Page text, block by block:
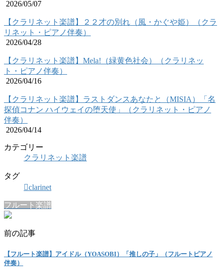
2026/05/07
【クラリネット楽譜】２２才の別れ（風・かぐや姫）（クラ
リネット・ピアノ伴奏）
2026/04/28
【クラリネット楽譜】Mela!（緑黄色社会）（クラリネッ
ト・ピアノ伴奏）
2026/04/16
【クラリネット楽譜】ラストダンスあなたと（MISIA）「名
探偵コナン ハイウェイの堕天使」（クラリネット・ピアノ
伴奏）
2026/04/14
カテゴリー
クラリネット楽譜
タグ
clarinet
フルート楽譜
前の記事
【フルート楽譜】アイドル（YOASOBI）「推しの子」（フルートピアノ
伴奏）